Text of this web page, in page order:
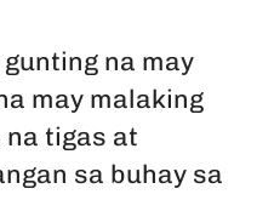
na may
may malaking
na tigas at
sa buhay sa